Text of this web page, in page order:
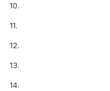
10.
11.
12.
13.
14.